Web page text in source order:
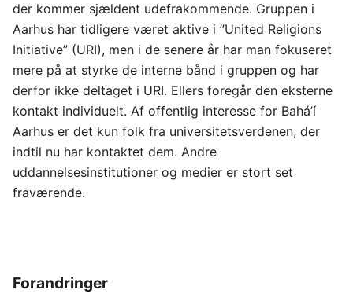
der kommer sjældent udefrakommende. Gruppen i
Aarhus har tidligere været aktive i ”United Religions
Initiative” (URI), men i de senere år har man fokuseret
mere på at styrke de interne bånd i gruppen og har
derfor ikke deltaget i URI. Ellers foregår den eksterne
kontakt individuelt. Af offentlig interesse for Bahá’í
Aarhus er det kun folk fra universitetsverdenen, der
indtil nu har kontaktet dem. Andre
uddannelsesinstitutioner og medier er stort set
fraværende.
Forandringer